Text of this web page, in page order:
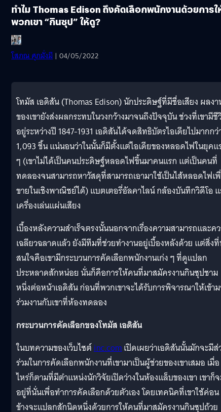
ทำไม Thomas Edison ถึงคัดเลือกพนักงานด้วยการใ
พวกเขา “กินซุป” ให้ดู?
โสภณ ศุภมั่งมี | 04/05/2022
โทมัส เอดิสัน (Thomas Edison) นักประดิษฐ์ที่มีชื่อเสียง ผลง
ของเขายังส่งผลกระทบในวงกว้างมาจนถึงปัจจุบัน ช่วงที่เขามี
อยู่ระหว่างปี 1847-1931 เอดิสันได้จดสิทธิบัตรไอเดียไปมากกว่
1,093 ชิ้น แน่นอนว่าในนั้นก็มีตั้งแต่ไอเดียของหลอดไฟในยุคแ
ๆ (เขาไม่ได้เป็นคนประดิษฐ์หลอดไฟขึ้นมาคนแรก แต่เป็นคนที่
ทดลองจนสามารถหาวัสดุที่สามารถเอามาใช้เป็นไส้หลอดไฟเ
ขายในเชิงพาณิชย์ได้) แบตเตอรี่อัลคาไลน์ กล้องบันทึกวิดีโอ
เครื่องเล่นแผ่นเสียง
เบื้องหลังความสำเร็จตรงนั้นนอกจากเรื่องความสามารถและค
เฉลียวฉลาดแล้ว ยังมีทีมที่ช่วยทำงานอยู่เบื้องหลังด้วย แต่สิ่ง
สนใจคือเขามีกระบวนการคัดเลือกพนักงานเก่ง ๆ ที่ดูแปลก
ประหลาดสักหน่อย นั่นก็คือการให้คนที่มาสมัครงานกินซุปชาม
หนึ่งต่อหน้าเอดิสัน ก่อนที่พวกเขาจะได้รับการพิจารณาให้เข้า
ร่วมงานกับเขาที่ห้องทดลอง
กระบวนการคัดเลือกของโทมัส เอดิสัน
ในบทความของเว็บไซต์inc.comเปิดเผยว่าเอดิสันนั้นมักจะมี
ร่วมในการคัดเลือกพนักงานที่เขามาเป็นผู้ช่วยของเขาเสมอ เมื่อ
ไหร่ก็ตามที่มีตำแหน่งนักวิจัยเปิดว่างในห้องแล็บของเขา เขาก็
อยู่ที่นั่นเพื่อทำการคัดเลือกด้วยตัวเอง โดยเทคนิคที่เขาใช้ค่อน
ข้างจะแปลกสักนิดหนึ่งด้วยการให้คนที่มาสมัครงานกินซุปถ้วย